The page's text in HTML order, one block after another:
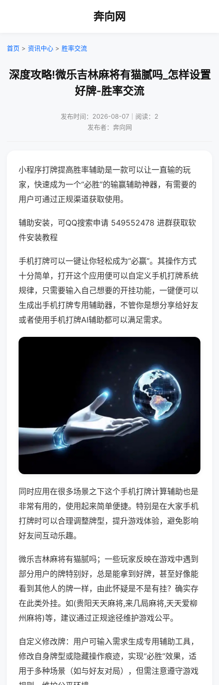
奔向网
首页 > 资讯中心 > 胜率交流
深度攻略!微乐吉林麻将有猫腻吗_怎样设置
好牌-胜率交流
发布时间：2026-08-07｜阅读：2
发布者：奔向网
小程序打牌提高胜率辅助是一款可以让一直输的玩
家，快速成为一个“必胜”的输赢辅助神器，有需要的
用户可通过正规渠道获取使用。
辅助安装，可QQ搜索申请 549552478 进群获取软
件安装教程
手机打牌可以一键让你轻松成为“必赢”。其操作方式
十分简单，打开这个应用便可以自定义手机打牌系统
规律，只需要输入自己想要的开挂功能，一键便可以
生成出手机打牌专用辅助器，不管你是想分享给好友
或者使用手机打牌AI辅助都可以满足需求。
同时应用在很多场景之下这个手机打牌计算辅助也是
非常有用的，使用起来简单便捷。特别是在大家手机
打牌时可以合理调整牌型，提升游戏体验，避免影响
好友间互动乐趣。
微乐吉林麻将有猫腻吗；一些玩家反映在游戏中遇到
部分用户的牌特别好，总是能拿到好牌，甚至好像能
看到其他人的牌一样，由此怀疑是不是有挂？确实存
在此类外挂。如(贵阳天天麻将,来几局麻将,天天爱柳
州麻将)等，建议通过正规途径维护游戏公平。
自定义修改牌：用户可输入需求生成专用辅助工具，
修改自身牌型或隐藏操作痕迹，实现“必胜”效果，适
用于多种场景（如与好友对局），但需注意遵守游戏